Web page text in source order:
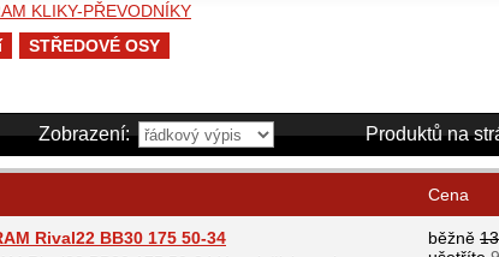
KLIKY-PŘEVODNÍKY
STŘEDOVÉ OSY
Zobrazení: Produktů na
Cena
Rival22 BB30 175 50-34
běžně